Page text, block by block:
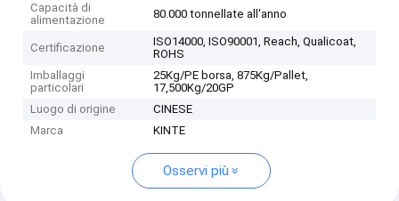
Capacità di
alimentazione
80.000 tonnellate all'anno
Certificazione
ISO14000, ISO90001, Reach, Qualicoat,
ROHS
Imballaggi
particolari
25Kg/PE borsa, 875Kg/Pallet,
17,500Kg/20GP
Luogo di origine
CINESE
Marca
KINTE
Osservi più